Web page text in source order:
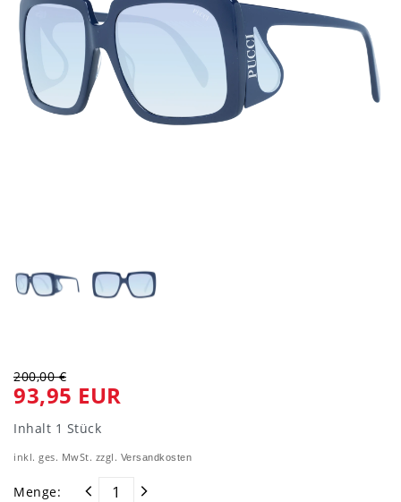
200,00 €
93,95 EUR
Inhalt 1 Stück
inkl. ges. MwSt. zzgl. Versandkosten
Menge: